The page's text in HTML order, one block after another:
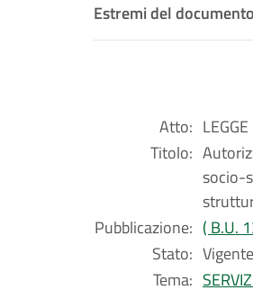
Estremi del documento
Atto:
Titolo:
socio-
Pubblicazione: ( B.U.
Stato: Vigente
Tema: